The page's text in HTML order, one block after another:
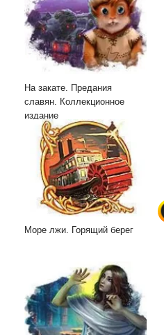
На закате. Предания
славян. Коллекционное
издание
Море лжи. Горящий берег